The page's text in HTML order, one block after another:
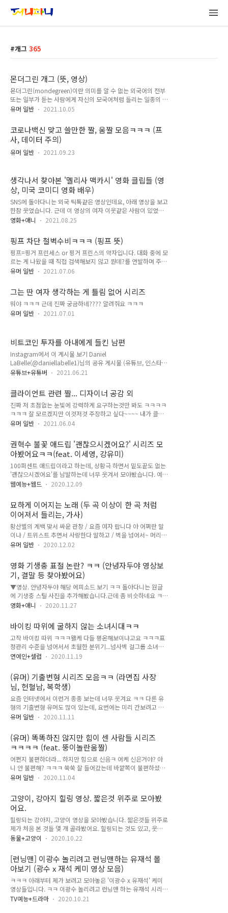
개그 365
몬더그린 개그 (뜻, 영상)
몬더그린(mondegreen)이란 의미를 알 수 없는 외국어의 전부
또는 일부가 듣는 사람에게 자신의 모국어처럼 들리는 일종의 착
각 현상을 말한다. ‘몬더그린(mondegreen)’이라는 말은 1954
이디 몬더그린의 죽음(The Death of Lady Mondegreen)〉에
서 비롯되었다.[1] 그녀가 어렸을 때 어머니가 들려주었던 스코
틀랜드 발라드 〈The Bonny Earl of Murray〉의 가사중에
"and laid him on the green"이라는 부분을 "and Lady
년 옥스퍼드..
유머 일반 2021.10.05
코로나백신 맞고 쓸만한 짤, 움짤 모음ㅋㅋㅋ (프
사, 데이터 주의)
유머 일반 2021.09.23
생각나서 찾아본 '멜리사 맥카시' 영화 클립들 (영
상, 미국 코미디 영화 배우)
SNS에 돌아다니는 외국 틱톡같은 영상인데요, 아래 영상을 보고
한참 웃었습니다. 근데 이 영상의 여자 이웃같은 사람이 있었는
데... 하고 생각해보니까 미국 코미디 영화 배우 '멜리사 맥카
낌의 무논리 무대포 같은 그런 느낌이요. 아무튼, 먼저 제가 봤었
던 영상 먼저 보세요. 이건 딱 봐도 연출 영상인데, 이웃이 내 집
택배를 당당하게 훔쳐가는 말도 안 되는 이유를 얘기하고 있네
요. 택배가 많이 왔으니 뭔가 수상해서 이건 내가 가져간다? 나
중에 물 스프레이 뿌리는거랑 넘어지는거 웃김ㅋㅋ ▼영상. 도
다. 아래 부터는 제가 좋아하는 '멜리사 맥카시' 배우의 영상 클
립들입니다. 광고 영..
영화+애니 2021.08.25
핑프 차단 철벽수비ㅋㅋㅋ (핑프 뜻)
핑프=핑거 프린세스 or 핑거 프린스의 약자입니다. 대화 중에 모
르는 게 나왔을 때 직접 검색해보지 않고 뭔데?를 연발하며 주변
사람들을 자신의 검색 엔진으로 사용하는 사람을 말합니다. 아무
고 다 떠먹여주다보면 좀 짜증남 ㅋ) 손가락이 무거운 공주, 왕자
님이신가 봐요... 위에는 제가 대강 적은거고 검색해보니까 아래
같이 더 나오네요 ==========1. 핑프는 핑거 프린세스(finger
princess), 또는 핑거 프린스(finger prince)의 준말이다. 핑거
타인이 달아준 댓글을 통해 정보를 습득하고자 한다...
유머 일반 2021.07.06
그는 딴 여자 생각하는 게 틀림 없어 시리즈
뭐야 ㅋㅋㅋ 근데 진짜 궁금하네???? 알려줘요 ㅋㅋㅋ
유머 일반
2021.07.01
비트코인 투자를 아내에게 들킨 남편
Instagram에서 이 게시물 보기 Daniel
LaBelle(@daniellabelle1)님의 공유 게시물 (유튜브, 인스타그
램 영상이라 조금 기다리시면 나옵니다.) 유튜브 Daniel LaBelle
영상을 올리는 분이더라고요 틱톡도 있으신 듯? 유튜브는 300
만 구독자 넘으시는 외국에선 유명하신것 같은데 원래 올렸을 당
시의 제목은 '기사도 정신은 죽지 않았다' 였는데, 최근에 비트코
인 때문에 난리난 집들이 많아서 풍자 영상으로 많이 보이더라고
요 출처를 몰라서 한참 찾다가 드디어 찾아서 인스타그램 영상을
무 웃겨요, 이분 인스타 계정에도 웃긴 영상 많더라고요 ㅋㅋㅋ
시..
유튜브+유튜버 2021.06.21
클라이언트 관련 짤... 디자이너 공감 외
진짜 저 초점없는 눈빛에 강력하게 요구하는것만 봐도 ㅋㅋㅋㅋ
ㅋㅋㅋ 잘 모르겠지만 이것저것 주장하고 싶다~~~~ 내가 클라
이언트니까~~~
유머 일반 2021.06.04
권혁수 불꽃 애드립 '괜찮으시겠어요?' 시리즈 모
아봤어요ㅋㅋ(feat. 이세영, 강유미)
100퍼센트 애드립이라고 하는데, 상황극 하면서 밑도끝도 없는
'괜찮으시겠어요'를 남발하는데 너무 웃겨서 모아봤습니다. 예전
에 케이블 예능에서 했던 [최신유행프로그램]의 유행어였던것
겨서 시간 가는줄 모르고 봤네요 ㅋㅋ 특히 이세영 님하고 같이
했던 불꽃 애드립들이 진짜 너무 웃겨서 서로 조금씩 현실 웃음
터지실 때 같이 빵터졌습니다. ㅋㅋ 마성의 '괜찮으시겠어요?'
시리즈 영상들 한 번 보세요~ ▼영상. 권혁수 x 이세영 '미용실-
괜찮으시겠어요?' ▼ 댓글 반응애드리브 폭주 공감ㅋㅋㅋ ▼영
상. 권혁수 x 이세영 '화장품 가게-괜찮으시겠어요?' ▼영상. 권
하시면서 웃기고 센스있는..
웹예능+웹드 2020.12.09
묘하게 이어지는 노래 (두 곡 이상이 한 곡 처럼
이어져서 들리는, 가사)
황산벌의 계백 맞서 싸운 관창 / 요즘 여자 랍니다 아 어쩌란 말
이냐 / 트위스트 추면서 사랑한다 말하고 / 벽을 넘어서~ 머리도
하고 화장도 했는데 / 빠이빠이 빠이빠이야 지금 이 순간 여율로
신이 부르면 달려갈거야 / 요즘 여자 랍니다~ 차디찬 그라스에 /
엄마 사진 꺼내놓고 사랑해요 사랑해요 세상에 말 다 지우니 이
말 하나 남네요 / Let it be~ 메칸더 메칸더 메칸더 / 이러지 마세
요~ 모든걸 줄 수 있어서 사랑할 수 있어서 / 나는 겁쟁이랍니다
~ 사나이로 태어나서 할 일도 많다만 너와 나 나라지키는 영광에
살았다 / 춤추고 노래하는 예쁜 내 얼굴 텔레비전에 내가 나왔으
싸..
유머 일반 2020.12.02
영화 기생충 표절 논란? ㅋㅋ (안녕자두야 영상보
기, 결말 등 찾아봤어요)
▼영상. 안녕자두야 해당 에피소드 보기 ㅋㅋ 돌아다니는 원글
에 기생충 스틸 사진을 추가해봤습니다.근데 좀 비슷하네요 ㅋㅋ
오마주? ㅎㅎ 찾아보니까 유튜브에 해당 에피소드가 공개되어
술취해서 난장판 만들고술바다...집주인 돌아와서 불 켜보니까
난장판ㅋㅋㅋ미안하다고 편지쓰고 빤스런 ㅋㅋㅋ 기생충과 내
용상은 다르지만, 배경이라든가 남의 집에서 주인 모르게 난장판
만든 그점의 유사함이 있어서 ㅋㅋㅋ 아무튼 자두야도 오랜만에
다시 보니 너무 재밌네요 ^^ 아래 영상이 해당 에피소드입니다.
보기 ㅋㅋ 집에 번개가 왜 맞는건뎈ㅋㅋㅋ 자두야 에피소드 극단
적이어서 너무 웃김ㅋㅋ ▼영상. 기생충 예고편 ..
영화+애니 2020.11.27
바이킹 따위에 굴하지 않는 소녀시대ㅋㅋ
고작 바이킹 따위 ㅋㅋㅋ왤케 다들 평온해보이냐고요 ㅋㅋㅋ표
정관리 수준을 넘어서서 초월한 분위기...넘사벽 걸그룹 소녀시
대 너무 좋아 사진만 보니까 뭔가 허전해서 아래에 넣어두는 전
'임뚜껑' 임윤아 뚜껑 오픈ㅋㅋ 옆에서 같이 웃음 터진 태연도 너
무 귀여웠엌ㅋㅋ ▼노래듣기 모음 '소녀시대' 베스트유튜브에서
찾은건데 나중에 들으려고 같이 걸어둡니다. 소녀시대 노래 다
좋네요~ [아는형님] 레전드 써니 & 윤아 "어? 어디갔지?"ㅋ 태
연 '춘천가는 기차' 뮤비, 음원 듣기 등 모음 소녀시대 레전드 MR
제거 교과서
연예인+셀럽 2020.11.19
(유머) 기출변형 시리즈 모음ㅋㅋ (라면집 사장
님, 헌혈남, 복학생)
요즘 인터넷에서 이런거 종종 보는데 너무 웃겨요 ㅋㅋ 다른 유
형의 기출변형 유머도 많이 있는데, 요번에는 미리 간보려고 올
려보는 센스있는 글 유형의 기출변형을 모아봤습니다. ▼ 복학
학생 기출변형 2ㅋㅋㅋ 대신 확인해주셔서 감사하댘ㅋㅋ 상급
독해력이 필요하다... ▼ 라면집 사장 신메뉴 가격 시장조사 기출
변형 ㅋㅋ '휴... 감사합니다' ㅋㅋ 사장님 귀여우셬ㅋㅋ ▼ 노약
자석 헌혈남 기출변형 탈룰라 면했다곸ㅋㅋㅋ '월300' 신입 구
인광고 비밀 "스님덜 잠깐 눈 감아" 절 개 반전 아이유를 성공시
킨 강호동(?) 영상, 짤 배우 오정세 아내 기절 이유 의사계의 박
영정사진 안 찍어준 이유..
유머 일반 2020.11.11
(유머) 똑똑하진 않지만 힘이 센 사람들 시리즈
ㅋㅋㅋㅋ (feat. 뚱이놀란움짤)
어쩐지 불편하더라... 하지만 힘으로 신음ㅋ 어케 신은거야? 아
니 안 불편해? ㅋㅋㅋ 쑥쑥 잘 들어갔는데 바깥쪽이 불편하셨다
고... ㅎㅎ 처음 신으면 그럴 수 있다고 생각합니다 ^^ 너무 귀여
고... 애기냐곸ㅋㅋ) 똑똑하진 않지만 힘이 센 아이... 재능이야 이
것도 ㅋ이거 무슨 퍼즐이라고 하죠? 알파벳 맞춰서 끼워야되는
데 ㅋㅋㅋ 힘스탯 몰빵...ㅎ 근데 이것도 똑똑한거 아닌가요?ㅋ
ㅋㅋㅋ창의적이었다. 약간 모자라지만 강인한 아저씨아니 물린
뱀을 강하게 묶어서 왔댘ㅋㅋㅋ ▼왠지 모르겠지만 스폰지밥 둥
이(패트릭)가 생각나서 짤 넣어보며 마무리...ㅋ EBS '우아달' 레
서 웃음이...ㅋㅋ ..
유머 일반 2020.11.04
고양이, 강아지 힐링 영상. 짧은것 위주로 모아봤
어요.
힐링되는 강아지, 고양이 영상을 모아봤습니다. 짧은것들 위주로
제가 처음 본 것들 몇 개 골라봤어요. 힐링되는 것도 있고, 웃긴
것도 있고, 잔잔한것도 있고 뭐 그렇습니다 ^^동물영상은 왜 봐
다시 만난 고양이 반응ㅠㅠ 어떻게 저렇게 꼭 안아줄 수가 있
지... 사람 같다 ㅠㅠ ▼영상. 너 지금 내 친구 건드렸냐? 개가 절
친이었네 ㅋㅋ ▼영상. 안아쥬세여~ 기지개켜는 고양이 ㅋㅋ ▼
영상. 아깽이(새끼 고양이) 계단 올라가는것 보고 도와주는 셰퍼
드 ▼영상. 집사 품에서 코고는 고양이... 왤케 으르신같냐 ㅋㅋ
▼영상. 냥냥펀치 맛 좀 볼래? 확 그냥! 대형견한테는 아무 피해
동물+고양이 2020.10.22
[런닝맨] 이광수 놀리려고 런닝맨하는 유재석 몰
아보기 (광수 x 재석 케미 영상 모음)
ㅋㅋㅋ 아래부터 제가 보려고 모아놓은 '이광수 x 유재석' 케미
영상들입니다. ㅋㅋ 이광수 놀리려고 런닝맨 하는 유재석 시리즈
하고 다른 모음 영상들도 추가했어요. ▼ 영상. 이광수 놀리려고
TV예능+드라마 2020.10.21